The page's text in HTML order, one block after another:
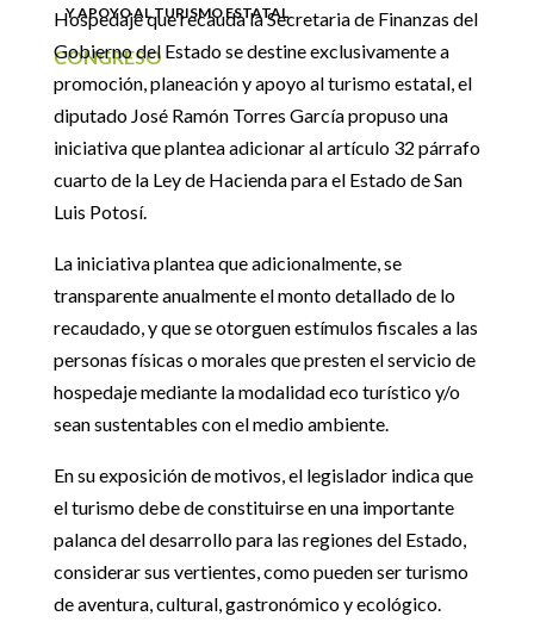
Y APOYO AL TURISMO ESTATAL
CONGRESO
Hospedaje que recauda la Secretaria de Finanzas del
Gobierno del Estado se destine exclusivamente a
promoción, planeación y apoyo al turismo estatal, el
diputado José Ramón Torres García propuso una
iniciativa que plantea adicionar al artículo 32 párrafo
cuarto de la Ley de Hacienda para el Estado de San
Luis Potosí.
La iniciativa plantea que adicionalmente, se
transparente anualmente el monto detallado de lo
recaudado, y que se otorguen estímulos fiscales a las
personas físicas o morales que presten el servicio de
hospedaje mediante la modalidad eco turístico y/o
sean sustentables con el medio ambiente.
En su exposición de motivos, el legislador indica que
el turismo debe de constituirse en una importante
palanca del desarrollo para las regiones del Estado,
considerar sus vertientes, como pueden ser turismo
de aventura, cultural, gastronómico y ecológico.